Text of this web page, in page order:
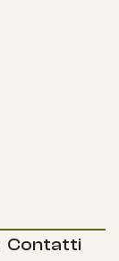
Contatti